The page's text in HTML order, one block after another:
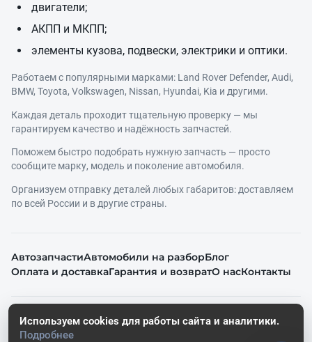
двигатели;
АКПП и МКПП;
элементы кузова, подвески, электрики и оптики.
Работаем с популярными марками: Land Rover Defender, Audi,
BMW, Toyota, Volkswagen, Nissan, Hyundai, Kia и другими.
Каждая деталь проходит тщательную проверку — мы
гарантируем качество и надёжность запчастей.
Поможем быстро подобрать нужную запчасть — просто
сообщите марку, модель и поколение автомобиля.
Организуем отправку деталей любых габаритов: доставляем
по всей России и в другие страны.
АвтозапчастиАвтомобили на разборБлог
Оплата и доставкаГарантия и возвратО насКонтакты
© 2026. Все права защищены.
Политика конфиденциальности
Используем cookies для работы сайта и аналитики.
Подробнее